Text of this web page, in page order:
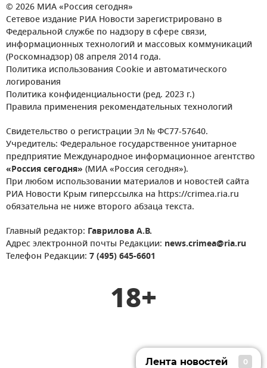
© 2026 МИА «Россия сегодня»
Сетевое издание РИА Новости зарегистрировано в
Федеральной службе по надзору в сфере связи,
информационных технологий и массовых коммуникаций
(Роскомнадзор) 08 апреля 2014 года.
Политика использования Cookie и автоматического
логирования
Политика конфиденциальности (ред. 2023 г.)
Правила применения рекомендательных технологий
Свидетельство о регистрации Эл № ФС77-57640.
Учредитель: Федеральное государственное унитарное
предприятие Международное информационное агентство
«Россия сегодня» (МИА «Россия сегодня»).
При любом использовании материалов и новостей сайта
РИА Новости Крым гиперссылка на https://crimea.ria.ru
обязательна не ниже второго абзаца текста.
Главный редактор: Гаврилова А.В.
Адрес электронной почты Редакции: news.crimea@ria.ru
Телефон Редакции: 7 (495) 645-6601
18+
Лента новостей 0